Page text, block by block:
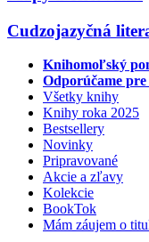
Cudzojazyčná
Knihomoľský
Odporúčame pre
Všetky knihy
Knihy roka 2025
Bestsellery
Novinky
Pripravované
Akcie a zľavy
Kolekcie
BookTok
Mám záujem o